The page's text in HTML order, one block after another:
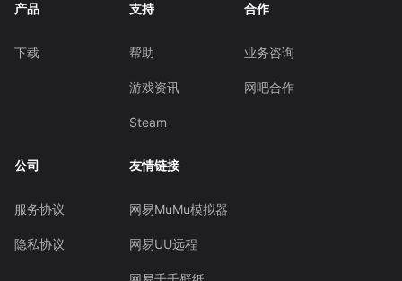
产品
下载
支持
帮助
游戏资讯
Steam
合作
业务咨询
网吧合作
公司
服务协议
隐私协议
友情链接
网易MuMu模拟器
网易UU远程